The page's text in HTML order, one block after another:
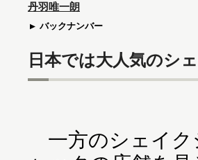
丹羽唯一朗
バックナンバー
日本では大人気の
一方のシェイク